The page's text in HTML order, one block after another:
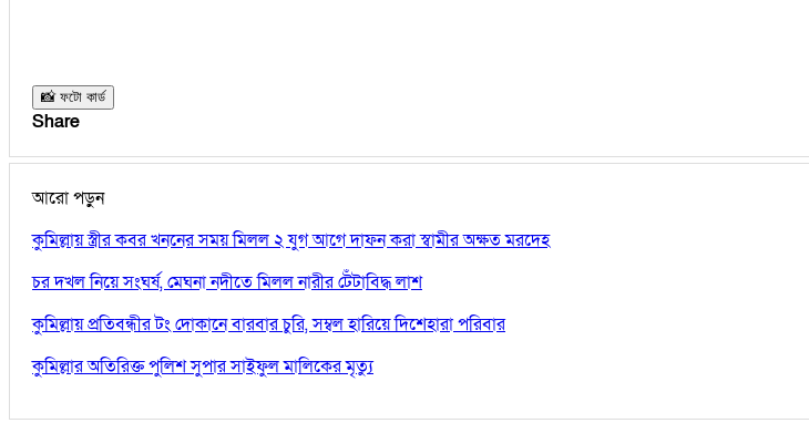
📸 ফটো কার্ড
Share
আরো পড়ুন
কুমিল্লায় স্ত্রীর কবর খননের সময় মিলল ২ যুগ আগে দাফন করা স্বামীর অক্ষত মরদেহ
চর দখল নিয়ে সংঘর্ষ, মেঘনা নদীতে মিলল নারীর টেঁটাবিদ্ধ লাশ
কুমিল্লায় প্রতিবন্ধীর টং দোকানে বারবার চুরি, সম্বল হারিয়ে দিশেহারা পরিবার
কুমিল্লার অতিরিক্ত পুলিশ সুপার সাইফুল মালিকের মৃত্যু